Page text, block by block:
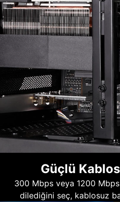
Güçlü
300 Mbps veya 1200
dilediğini seç, kablosuz